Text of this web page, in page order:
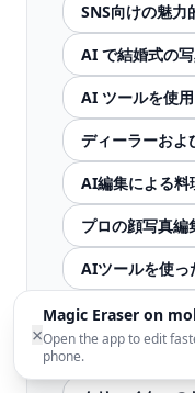
×
Magic Eraser on
Open the app to edit
phone.
SNS向けの魅
AI で結婚式の
AI ツールを使
ディーラーおよ
AI編集による料
プロの顔写真編
AIツールを使っ
AIによる仮想ス
レストランのメ